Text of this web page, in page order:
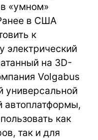
«умном»
в США
к
электрический
на 3D-
Volgabus
универсальной
автоплатформы,
как
так и для